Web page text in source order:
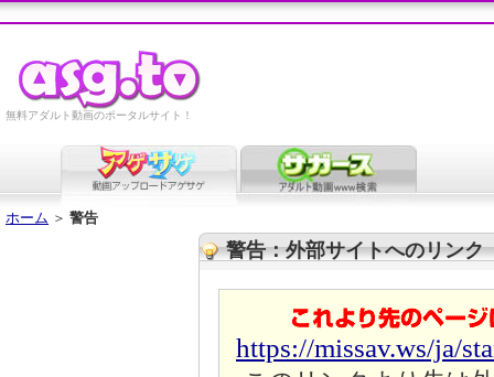
無料アダルト動画のポータルサイト！
ホーム ＞ 警告
警告：外部サイトへのリンク
https://missav.ws/ja/